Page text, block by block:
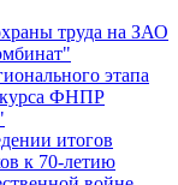
труда на ЗАО
этапа
ФНПР
итогов
к 70-летию